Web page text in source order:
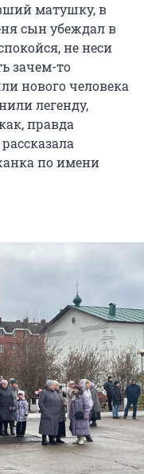
матушку, в
сын убеждал в
не неси
зачем-то
нового человека
легенду,
правда
по имени